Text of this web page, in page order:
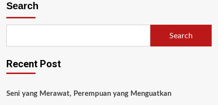
Search
Search
Recent Post
Seni yang Merawat, Perempuan yang Menguatkan